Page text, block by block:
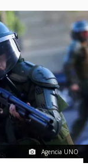
Agencia UNO